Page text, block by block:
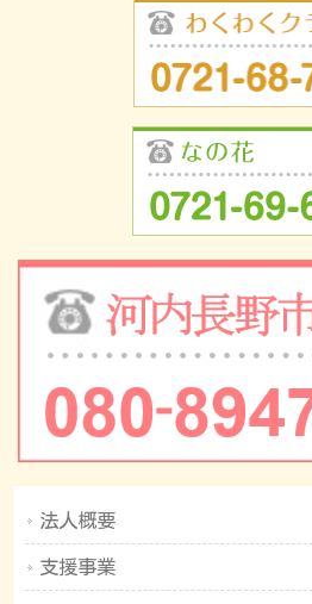
法人概要
支援事業